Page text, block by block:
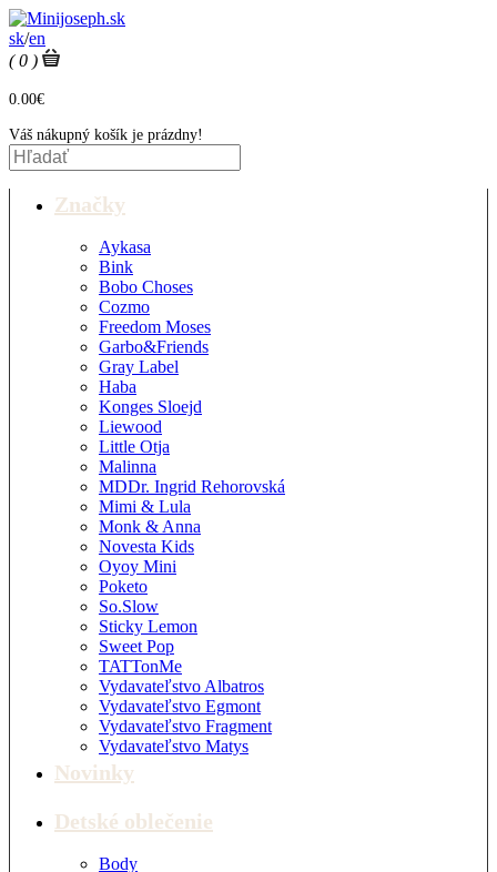
sk/en
( 0 )
0.00€
Váš nákupný košík je prázdny!
Značky
Aykasa
Bink
Bobo Choses
Cozmo
Freedom Moses
Garbo&Friends
Gray Label
Haba
Konges Sloejd
Liewood
Little Otja
Malinna
MDDr. Ingrid Rehorovská
Mimi & Lula
Monk & Anna
Novesta Kids
Oyoy Mini
Poketo
So.Slow
Sticky Lemon
Sweet Pop
TATTonMe
Vydavateľstvo Albatros
Vydavateľstvo Egmont
Vydavateľstvo Fragment
Vydavateľstvo Matys
Novinky
Detské oblečenie
Body